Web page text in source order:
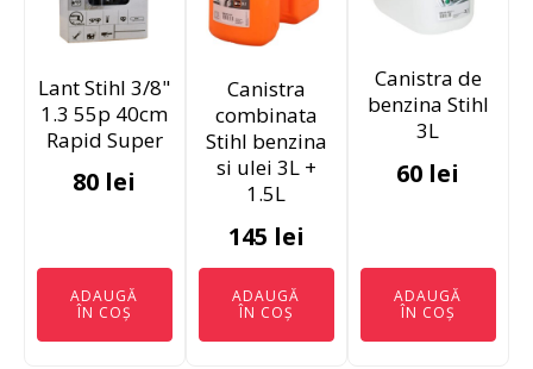
Lant Stihl 3/8"
1.3 55p 40cm
Rapid Super
80 lei
ADAUGĂ
ÎN COȘ
Canistra
combinata
Stihl benzina
si ulei 3L +
1.5L
145 lei
ADAUGĂ
ÎN COȘ
Canistra de
benzina Stihl
3L
60 lei
ADAUGĂ
ÎN COȘ